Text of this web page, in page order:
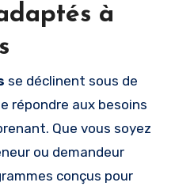
à
se déclinent sous de
répondre aux besoins
Que vous soyez
ou demandeur
conçus pour